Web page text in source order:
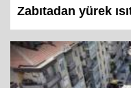
Zabıtadan yürek